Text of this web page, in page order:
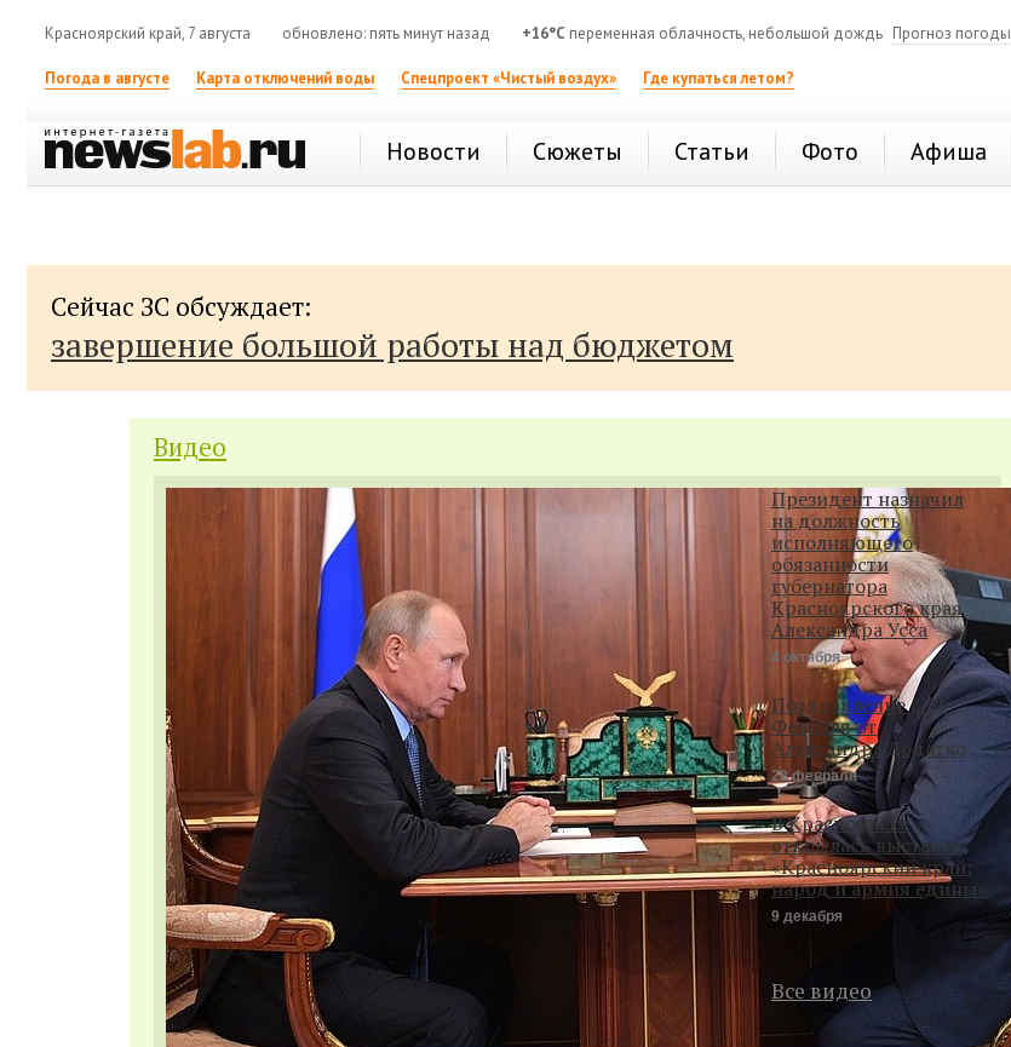
Красноярский край, 7 августа обновлено: пять минут назад +16°C переменная облачность, небольшой дождь Прогноз погоды
Погода в августе Карта отключений воды Спецпроект «Чистый воздух» Где купаться летом?
Новости Сюжеты Статьи Фото Афиша
Сейчас ЗС обсуждает:
завершение большой работы над бюджетом
Видео
Президент назначил
на должность
исполняющего
обязанности
губернатора
Красноярского края
Александра Усса
4 октября
Поздравление с 23
Февраля от
Александра Додатко
22 февраля
В Красноярске
открылась выставка
«Красноярский край:
народ и армия едины»
9 декабря
Все видео